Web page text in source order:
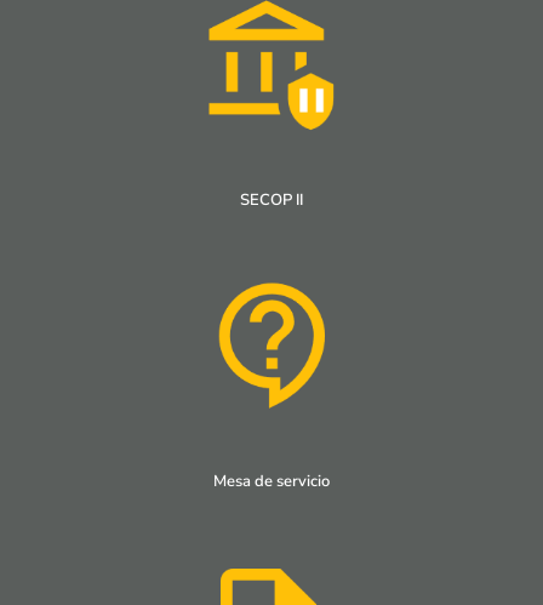
SECOP II
Mesa de servicio